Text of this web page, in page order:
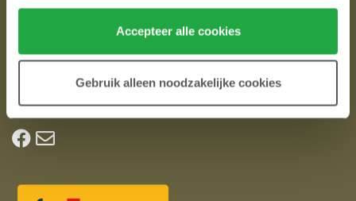
Klik hier voor meer informatie over ons cookiebeleid.
Accepteer alle cookies
Gebruik alleen noodzakelijke cookies
zo’n 60 koopwoningen en 30 huurwoningen. Bakkerswaard
maakt deel uit van een hele nieuwe woonomgeving met in
Heijmansnieuwbouw.nl . Jouw hulp bij het kopen van een
nieuwbouwhuis.